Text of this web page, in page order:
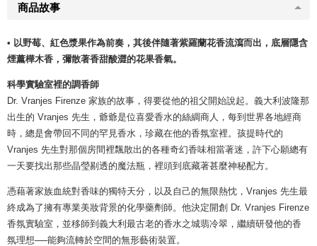
商品故事
• 以野莓、紅色漿果作為前奏，其後伴隨著紫羅蘭花香流瀉而出，底層隱含
煙薰樺木香，彌散著香甜酸澀的花果香氣。
科學實驗室裡的調香師
Dr. Vranjes Firenze 家族的故事，得要從他的祖父開始說起。義大利波隆那
出生的 Vranjes 先生，爺爺是位喜愛香水的絲綢商人，每到世界各地經商
時，總是會帶回不同的罕見香水，珍藏在他的香氛室裡。孩提時代的
Vranjes 先生對那個房間裡飄散出的各種奇幻香味相當著迷，許下心願總有
一天要找出那些晶瑩剔透的魔法瓶，裡頭到底藏著甚麼神秘配方。
憑藉著家族血統對香味的獨特天分，以及自己的無限熱忱，Vranjes 先生最
終成為了擁有專業美妝背景的化學藥劑師。他決定開創 Dr. Vranjes Firenze
香氛實驗室，並移師到義大利最古老的香水之城翡冷翠，繼續研發他的香
氛理想──能夠流轉於空間的無形藝術裝置。